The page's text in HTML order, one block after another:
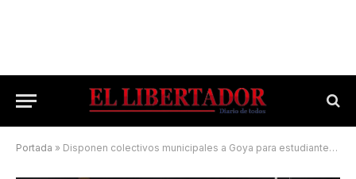
Portada » Disponen colectivos municipales a Goya para estudiantes santaluceños